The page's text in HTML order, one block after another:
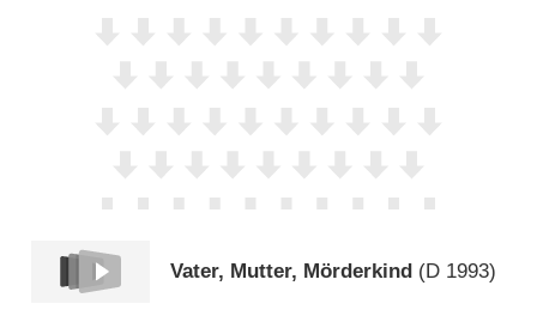
Vater, Mutter, Mörderkind (D 1993)